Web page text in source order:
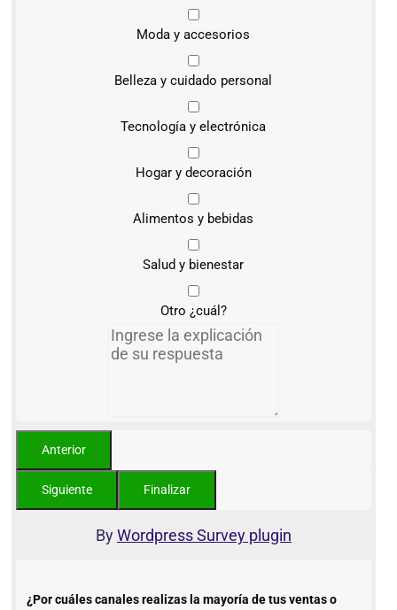
Moda y accesorios
Belleza y cuidado personal
Tecnología y electrónica
Hogar y decoración
Alimentos y bebidas
Salud y bienestar
Otro ¿cuál?
ByWordpress Survey plugin
¿Por cuáles canales realizas la mayoría de tus ventas o